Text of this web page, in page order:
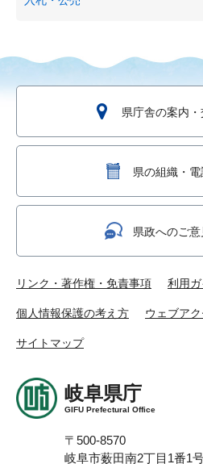
県庁舎の案内
県の組織・
県政へのご
リンク・著作権・免責事項 利用ガ
個人情報保護の考え方 ウェブア
サイトマップ
岐阜県庁
GIFU Prefectural Office
〒500-8570
岐阜市薮田南2丁目1番1